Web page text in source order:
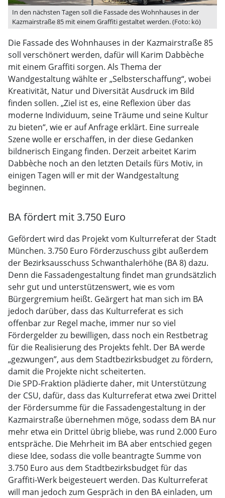
In den nächsten Tagen soll die Fassade des Wohnhauses in der
Kazmairstraße 85 mit einem Graffiti gestaltet werden. (Foto: kö)
Die Fassade des Wohnhauses in der Kazmairstraße 85
soll verschönert werden, dafür will Karim Dabbèche
mit einem Graffiti sorgen. Als Thema der
Wandgestaltung wählte er „Selbsterschaffung“, wobei
Kreativität, Natur und Diversität Ausdruck im Bild
finden sollen. „Ziel ist es, eine Reflexion über das
moderne Individuum, seine Träume und seine Kultur
zu bieten“, wie er auf Anfrage erklärt. Eine surreale
Szene wolle er erschaffen, in der diese Gedanken
bildnerisch Eingang finden. Derzeit arbeitet Karim
Dabbèche noch an den letzten Details fürs Motiv, in
einigen Tagen will er mit der Wandgestaltung
beginnen.
BA fördert mit 3.750 Euro
Gefördert wird das Projekt vom Kulturreferat der Stadt
München. 3.750 Euro Förderzuschuss gibt außerdem
der Bezirksausschuss Schwanthalerhöhe (BA 8) dazu.
Denn die Fassadengestaltung findet man grundsätzlich
sehr gut und unterstützenswert, wie es vom
Bürgergremium heißt. Geärgert hat man sich im BA
jedoch darüber, dass das Kulturreferat es sich
offenbar zur Regel mache, immer nur so viel
Fördergelder zu bewilligen, dass noch ein Restbetrag
für die Realisierung des Projekts fehlt. Der BA werde
„gezwungen”, aus dem Stadtbezirksbudget zu fördern,
damit die Projekte nicht scheiterten.
Die SPD-Fraktion plädierte daher, mit Unterstützung
der CSU, dafür, dass das Kulturreferat etwa zwei Drittel
der Fördersumme für die Fassadengestaltung in der
Kazmairstraße übernehmen möge, sodass dem BA nur
mehr etwa ein Drittel übrig bliebe, was rund 2.000 Euro
entspräche. Die Mehrheit im BA aber entschied gegen
diese Idee, sodass die volle beantragte Summe von
3.750 Euro aus dem Stadtbezirksbudget für das
Graffiti-Werk beigesteuert werden. Das Kulturreferat
will man jedoch zum Gespräch in den BA einladen, um